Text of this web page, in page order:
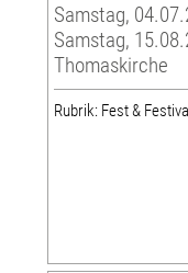
Samstag,
Samstag,
Thomaskirche
Rubrik: Fest &